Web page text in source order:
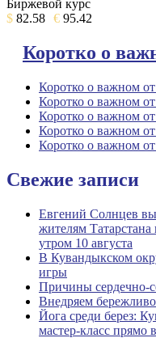
Биржевой курс
$ 82.58 € 95.42
Коротко о
Коротко о важном
Коротко о важном
Коротко о важном
Коротко о важном
Коротко о важном
Свежие записи
Евгений Солнцев
жителям
утром 10 августа
В Кувандыкском
игры
Причины сердечно-
Внедряем
Йога среди берез:
мастер-класс прямо